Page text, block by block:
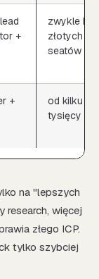
+
zwykle
złotych
seatów i
+
od kilku
tysięcy
na "lepszych
research, więcej
złego ICP.
tylko szybciej